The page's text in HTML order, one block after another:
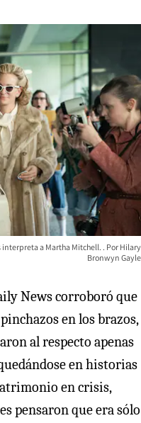
a Martha Mitchell.
Hilary
Bronwyn Gayle
News corroboró que
en los brazos,
al respecto apenas
en historias
en crisis,
pensaron que era sólo